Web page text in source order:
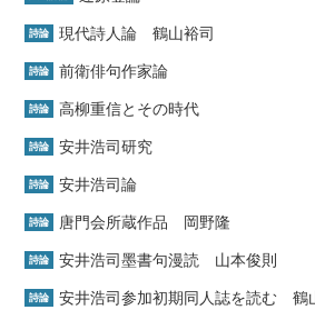
詩論 現代詩人論 鶴山裕司
詩論 前衛俳句作家論
詩論 高柳重信とその時代
詩論 安井浩司研究
詩論 安井浩司論
詩論 唐門会所蔵作品 岡野隆
詩論 安井浩司墨書句漫読 山本俊則
詩論 安井浩司参加初期同人誌を読む 鶴